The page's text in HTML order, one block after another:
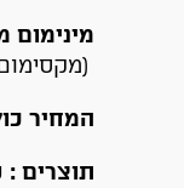
(מקסימום
המחיר
תוצרים :